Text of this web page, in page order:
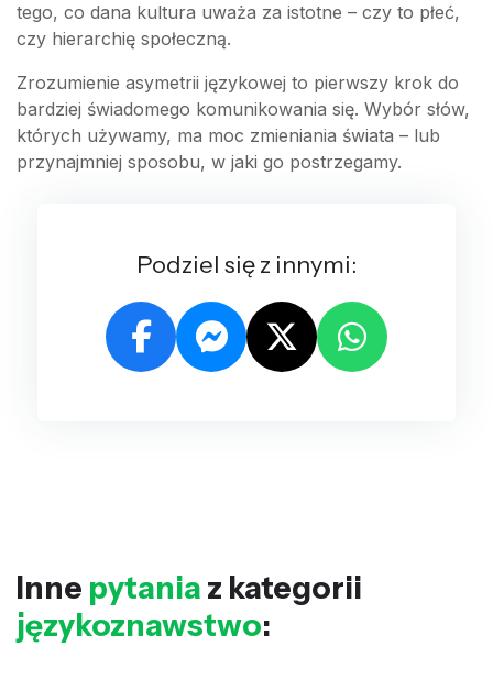
tego, co dana kultura uważa za istotne – czy to płeć,
czy hierarchię społeczną.
Zrozumienie asymetrii językowej to pierwszy krok do
bardziej świadomego komunikowania się. Wybór słów,
których używamy, ma moc zmieniania świata – lub
przynajmniej sposobu, w jaki go postrzegamy.
Podziel się z innymi:
Inne pytania z kategorii
językoznawstwo: